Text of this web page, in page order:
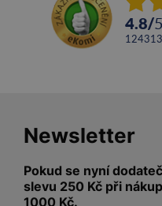
4.8/5
124313
Newsletter
Pokud se nyní
slevu 250 Kč při
1000 Kč.